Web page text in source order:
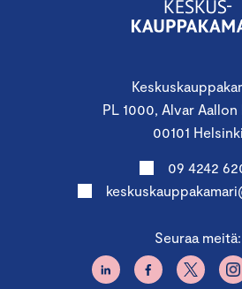
PL 1000, Alvar Aallon
00101 Helsinki
09 4242
Seuraa meitä: